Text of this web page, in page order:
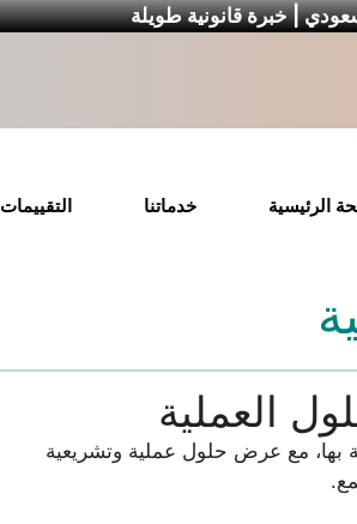
| خبرة قانونية طويلة
الرئيسية خدماتنا التقييمات
العملية
بها، مع عرض حلول عملية وتشريعية